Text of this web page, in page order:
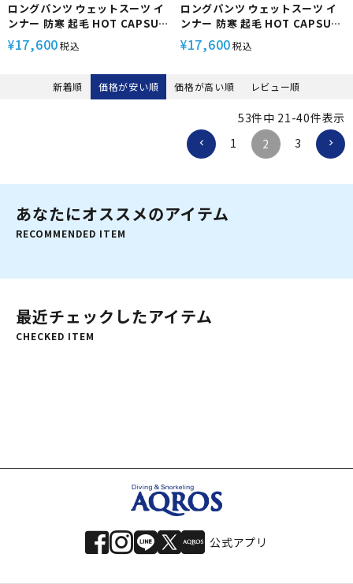
ロングパンツ ウェットスーツ イ
ンナー 防寒 起毛 HOT CAPSULE
ホットカプセル P2ヒートロン メ
ンズ サーフィン ダイビング ラッ
ターアイテム
¥17,600税込
ロングパンツ ウェットスーツ イ
ンナー 防寒 起毛 HOT CAPSULE
ホットカプセル P2ヒートロン レ
ディース サーフィン ダイビング
ィンターアイテム
¥17,600税込
新着順 価格が安い順 価格が高い順 レビュー順
53件中 21-40件表示
1
2 3
あなたにオススメのアイテム
RECOMMENDED ITEM
最近チェックしたアイテム
CHECKED ITEM
公式アプリ